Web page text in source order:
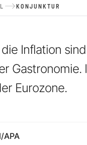
KONJUNKTUR
Inflation
Eurozone.
APA